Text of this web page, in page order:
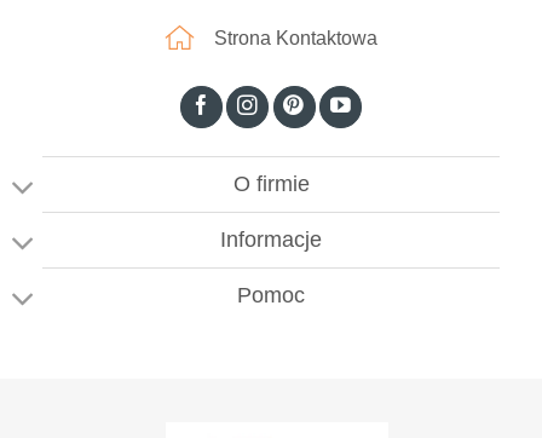
Strona Kontaktowa
O firmie
Informacje
Pomoc